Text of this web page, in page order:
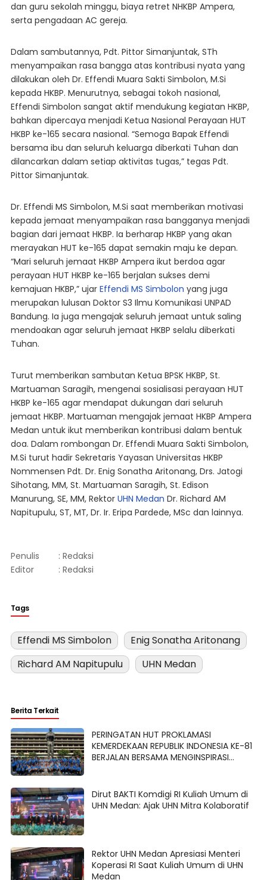
dan guru sekolah minggu, biaya retret NHKBP Ampera,
serta pengadaan AC gereja.
Dalam sambutannya, Pdt. Pittor Simanjuntak, STh
menyampaikan rasa bangga atas kontribusi nyata yang
dilakukan oleh Dr. Effendi Muara Sakti Simbolon, M.Si
kepada HKBP. Menurutnya, sebagai tokoh nasional,
Effendi Simbolon sangat aktif mendukung kegiatan HKBP,
bahkan dipercaya menjadi Ketua Nasional Perayaan HUT
HKBP ke-165 secara nasional. “Semoga Bapak Effendi
bersama ibu dan seluruh keluarga diberkati Tuhan dan
dilancarkan dalam setiap aktivitas tugas,” tegas Pdt.
Pittor Simanjuntak.
Dr. Effendi MS Simbolon, M.Si saat memberikan motivasi
kepada jemaat menyampaikan rasa bangganya menjadi
bagian dari jemaat HKBP. Ia berharap HKBP yang akan
merayakan HUT ke-165 dapat semakin maju ke depan.
“Mari seluruh jemaat HKBP Ampera ikut berdoa agar
perayaan HUT HKBP ke-165 berjalan sukses demi
kemajuan HKBP,” ujar Effendi MS Simbolon yang juga
merupakan lulusan Doktor S3 Ilmu Komunikasi UNPAD
Bandung. Ia juga mengajak seluruh jemaat untuk saling
mendoakan agar seluruh jemaat HKBP selalu diberkati
Tuhan.
Turut memberikan sambutan Ketua BPSK HKBP, St.
Martuaman Saragih, mengenai sosialisasi perayaan HUT
HKBP ke-165 agar mendapat dukungan dari seluruh
jemaat HKBP. Martuaman mengajak jemaat HKBP Ampera
Medan untuk ikut memberikan kontribusi dalam bentuk
doa. Dalam rombongan Dr. Effendi Muara Sakti Simbolon,
M.Si turut hadir Sekretaris Yayasan Universitas HKBP
Nommensen Pdt. Dr. Enig Sonatha Aritonang, Drs. Jatogi
Sihotang, MM, St. Martuaman Saragih, St. Edison
Manurung, SE, MM, Rektor UHN Medan Dr. Richard AM
Napitupulu, ST, MT, Dr. Ir. Eripa Pardede, MSc dan lainnya.
Penulis
: Redaksi
Editor
: Redaksi
Tags
Effendi MS Simbolon
Enig Sonatha Aritonang
Richard AM Napitupulu
UHN Medan
Berita Terkait
PERINGATAN HUT PROKLAMASI
KEMERDEKAAN REPUBLIK INDONESIA KE-81
BERJALAN BERSAMA MENGINSPIRASI
Dirut BAKTI Komdigi RI Kuliah Umum di
UHN Medan: Ajak UHN Mitra Kolaboratif
Rektor UHN Medan Apresiasi Menteri
Koperasi RI Saat Kuliah Umum di UHN
Medan